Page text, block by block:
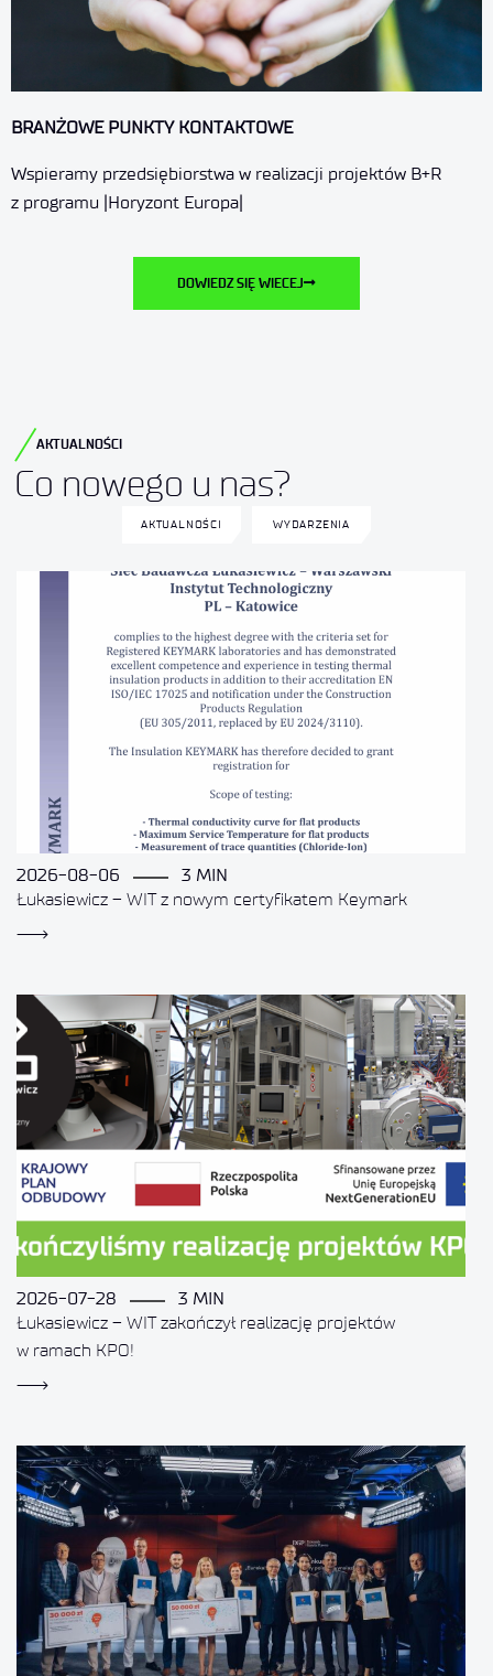
BRANŻOWE PUNKTY KONTAKTOWE
Wspieramy przedsiębiorstwa w realizacji projektów B+R
z programu |Horyzont Europa|
DOWIEDZ SIĘ WIECEJ
AKTUALNOŚCI
Co nowego u nas?
AKTUALNOŚCI WYDARZENIA
2026-08-06
3 MIN
Łukasiewicz – WIT z nowym certyfikatem Keymark
2026-07-28
3 MIN
Łukasiewicz – WIT zakończył realizację projektów
w ramach KPO!